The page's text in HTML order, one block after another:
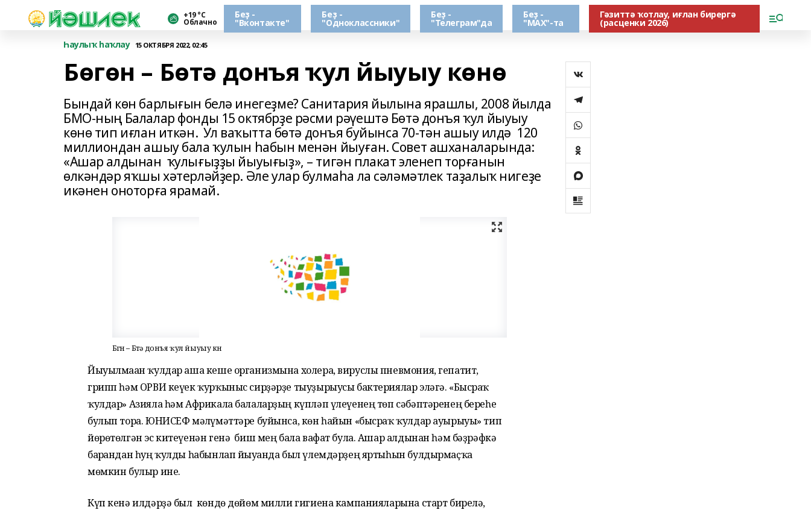
+19 °С
Облачно
Беҙ -
"Вконтакте"
Беҙ -
"Одноклассники"
Беҙ -
"Телеграм"да
Беҙ -
"МАХ"-та
Гәзиттә ҡотлау, иғлан бирергә
(расценки 2026)
Һаулыҡ һаҡлау
15 ОКТЯБРЯ 2022, 02:45
Бөгөн – Бөтә донъя ҡул йыуыу көнө
Бындай көн барлығын белә инегеҙме? Санитария йылына ярашлы, 2008 йылда
БМО-ның Балалар фонды 15 октябрҙе рәсми рәүештә Бөтә донъя ҡул йыуыу
көнө тип иғлан иткән. Ул ваҡытта бөтә донъя буйынса 70-тән ашыу илдә 120
миллиондан ашыу бала ҡулын һабын менән йыуған. Совет ашханаларында:
«Ашар алдынан ҡулығыҙҙы йыуығыҙ», – тигән плакат эленеп торғанын
өлкәндәр яҡшы хәтерләйҙер. Әле улар булмаһа ла сәләмәтлек таҙалыҡ нигеҙе
икәнен оноторға ярамай.
Бөгөн – Бөтә донъя ҡул йыуыу көнө
Йыуылмаған ҡулдар аша кеше организмына холера, вируслы пневмония, гепатит,
грипп һәм ОРВИ кеүек ҡурҡыныс сирҙәрҙе тыуҙырыусы бактериялар эләгә. «Бысраҡ
ҡулдар» Азияла һәм Африкала балаларҙың күпләп үлеүенең төп сәбәптәренең береһе
булып тора. ЮНИСЕФ мәғлүмәттәре буйынса, көн һайын «бысраҡ ҡулдар ауырыуы» тип
йөрөтөлгән эс китеүенән генә биш мең бала вафат була. Ашар алдынан һәм бәҙрәфкә
барғандан һуң ҡулды һабынлап йыуғанда был үлемдәрҙең яртыһын булдырмаҫҡа
мөмкин булыр ине.
Күп кенә илдәрҙә был көндө дөйөм милли гигиена кампанияларына старт бирелә,